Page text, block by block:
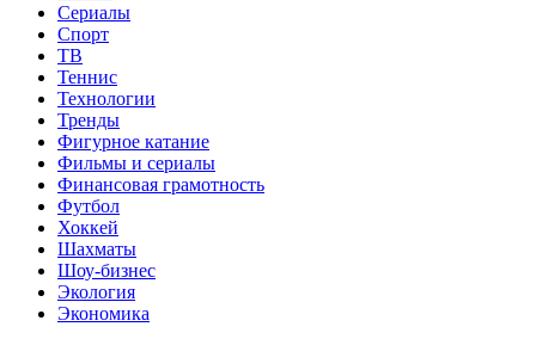
Сериалы
Спорт
ТВ
Теннис
Технологии
Тренды
Фигурное катание
Фильмы и сериалы
Финансовая грамотность
Футбол
Хоккей
Шахматы
Шоу-бизнес
Экология
Экономика